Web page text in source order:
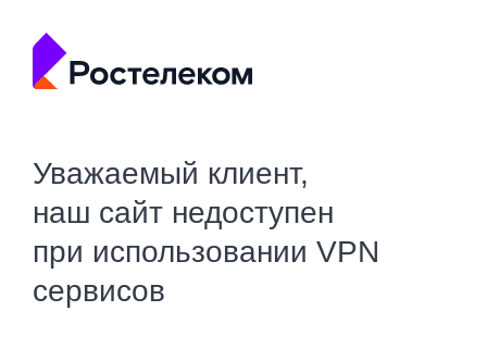
Уважаемый клиент,
наш сайт недоступен
при использовании VPN
сервисов